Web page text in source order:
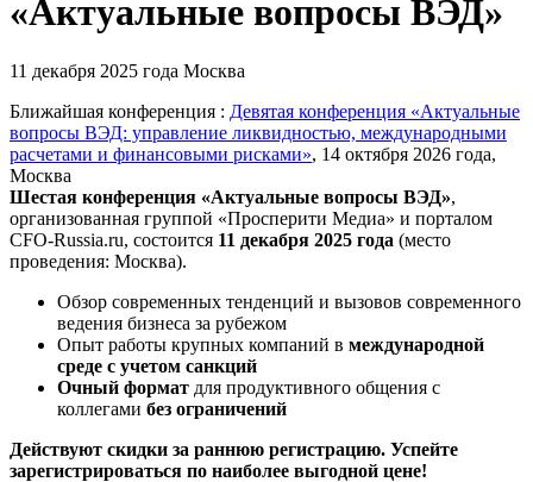
«Актуальные вопросы ВЭД»
11 декабря 2025 года Москва
Ближайшая конференция : Девятая конференция «Актуальные
вопросы ВЭД: управление ликвидностью, международными
расчетами и финансовыми рисками», 14 октября 2026 года,
Москва
Шестая конференция «Актуальные вопросы ВЭД»,
организованная группой «Просперити Медиа» и порталом
CFO-Russia.ru, состоится 11 декабря 2025 года (место
проведения: Москва).
Обзор современных тенденций и вызовов современного
ведения бизнеса за рубежом
Опыт работы крупных компаний в международной
среде с учетом санкций
Очный формат для продуктивного общения с
коллегами без ограничений
Действуют скидки за раннюю регистрацию. Успейте
зарегистрироваться по наиболее выгодной цене!